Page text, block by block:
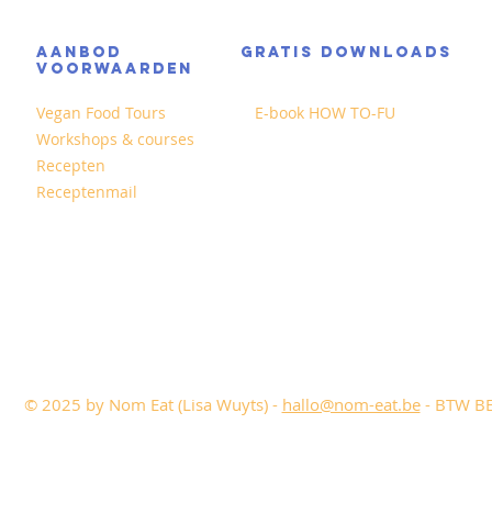
AANBOD
GRATIS DOWNLOADS
VOORWAARDEN
Vegan Food Tours
Workshops & courses
Recepten
Receptenmail
E-book HOW TO-FU
© 2025 by Nom Eat (Lisa Wuyts) - hallo@nom-eat.be- BTW